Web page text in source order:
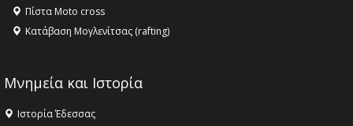
Πίστα Moto cross
Κατάβαση Μογλενίτσας (rafting)
Μνημεία και Ιστορία
Ιστορία Έδεσσας